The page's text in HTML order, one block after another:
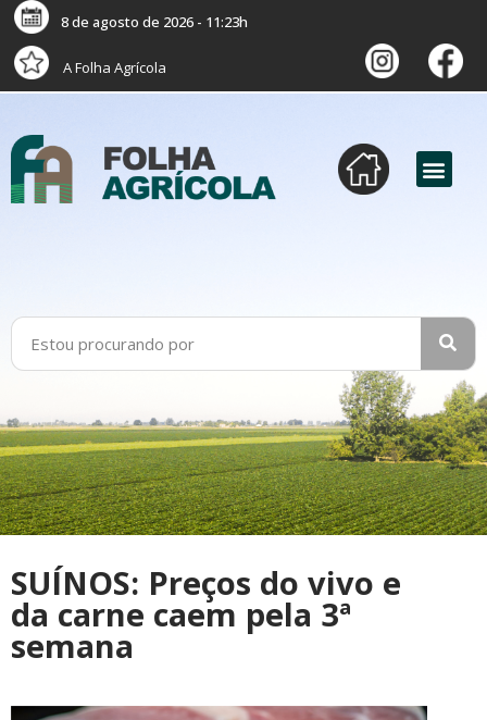
8 de agosto de 2026 - 11:23h
A Folha Agrícola
SUÍNOS: Preços do vivo e
da carne caem pela 3ª
semana